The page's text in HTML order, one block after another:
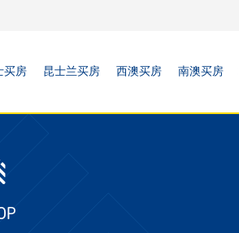
买房 昆士兰买房 西澳买房 南澳买房